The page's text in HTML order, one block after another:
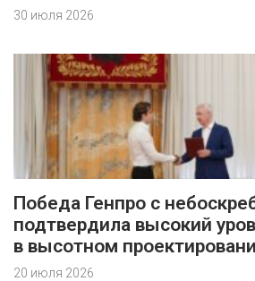
30 июля 2026
Победа Генпро с
подтвердила высокий
в высотном
20 июля 2026